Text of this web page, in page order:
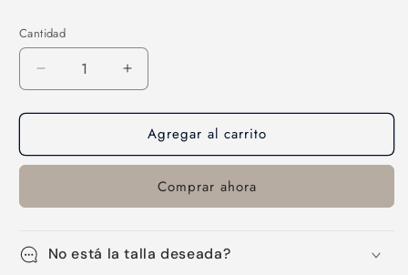
Cantidad
Cantidad
Reducir
cantidad
para
26
Aumentar
cantidad
para
Top-
26
Agregar al carrito
Comprar ahora
No está la talla deseada?